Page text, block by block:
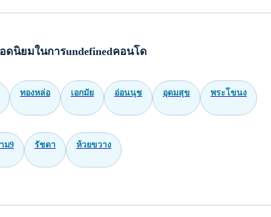
ดนิยมในการundefinedคอนโด
ทองหล่อ เอกมัย อ่อนนุช อุดมสุข พระโขนง
ม9 รัชดา ห้วยขวาง